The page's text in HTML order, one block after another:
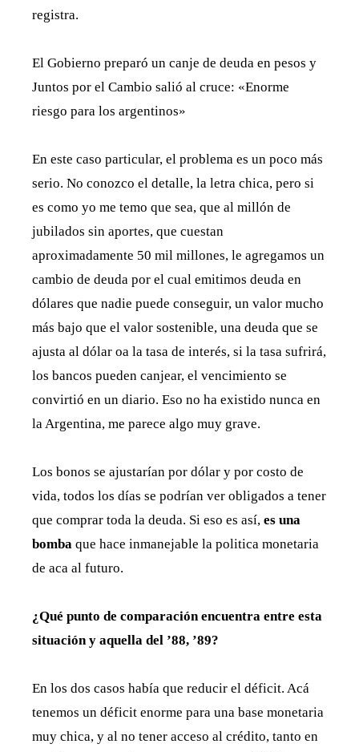
registra.
El Gobierno preparó un canje de deuda en pesos y
Juntos por el Cambio salió al cruce: «Enorme
riesgo para los argentinos»
En este caso particular, el problema es un poco más
serio. No conozco el detalle, la letra chica, pero si
es como yo me temo que sea, que al millón de
jubilados sin aportes, que cuestan
aproximadamente 50 mil millones, le agregamos un
cambio de deuda por el cual emitimos deuda en
dólares que nadie puede conseguir, un valor mucho
más bajo que el valor sostenible, una deuda que se
ajusta al dólar oa la tasa de interés, si la tasa sufrirá,
los bancos pueden canjear, el vencimiento se
convirtió en un diario. Eso no ha existido nunca en
la Argentina, me parece algo muy grave.
Los bonos se ajustarían por dólar y por costo de
vida, todos los días se podrían ver obligados a tener
que comprar toda la deuda. Si eso es así, es una
bomba que hace inmanejable la politica monetaria
de aca al futuro.
¿Qué punto de comparación encuentra entre esta
situación y aquella del ’88, ’89?
En los dos casos había que reducir el déficit. Acá
tenemos un déficit enorme para una base monetaria
muy chica, y al no tener acceso al crédito, tanto en